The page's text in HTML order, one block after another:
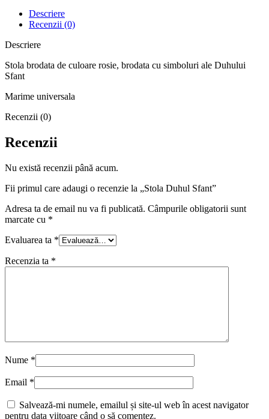
Descriere
Recenzii (0)
Descriere
Stola brodata de culoare rosie, brodata cu simboluri ale Duhului
Sfant
Marime universala
Recenzii (0)
Recenzii
Nu există recenzii până acum.
Fii primul care adaugi o recenzie la „Stola Duhul Sfant”
Adresa ta de email nu va fi publicată. Câmpurile obligatorii sunt
marcate cu *
Evaluarea ta *
Recenzia ta *
Nume *
Email *
Salvează-mi numele, emailul și site-ul web în acest navigator
pentru data viitoare când o să comentez.